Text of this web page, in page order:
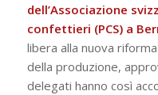
dell’Associazione
confettieri (PCS) a
libera alla nuova
della produzione,
delegati hanno così